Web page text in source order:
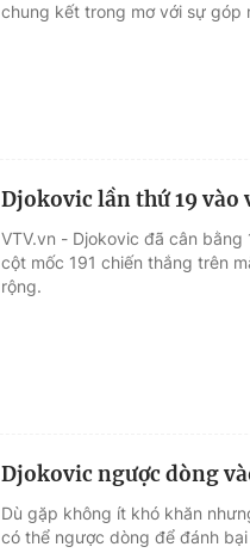
chung kết trong mơ với sự góp
Djokovic lần thứ 19 vào
VTV.vn - Djokovic đã cân bằng
cột mốc 191 chiến thắng trên
rộng.
Djokovic ngược dòng
Dù gặp không ít khó khăn
có thể ngược dòng để đánh